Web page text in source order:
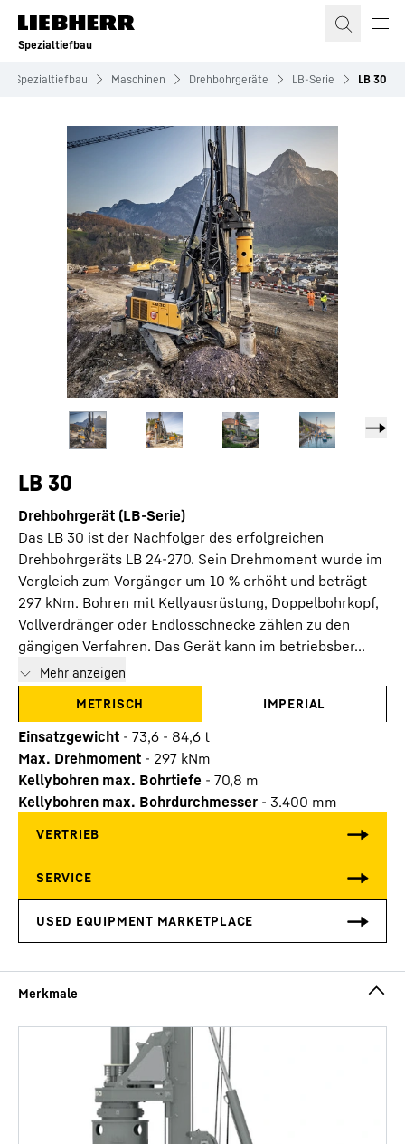
Zum Inhalt springen
Spezialtiefbau
Spezialtiefbau Maschinen Drehbohrgeräte LB-Serie LB 30
LB 30
Drehbohrgerät (LB-Serie)
Das LB 30 ist der Nachfolger des erfolgreichen
Drehbohrgeräts LB 24-270. Sein Drehmoment wurde im
Vergleich zum Vorgänger um 10 % erhöht und beträgt
297 kNm. Bohren mit Kellyausrüstung, Doppelbohrkopf,
Vollverdränger oder Endlosschnecke zählen zu den
gängigen Verfahren. Das Gerät kann im betriebsber...
Mehr anzeigen
METRISCH
IMPERIAL
Einsatzgewicht - 73,6 - 84,6 t
Max. Drehmoment - 297 kNm
Kellybohren max. Bohrtiefe - 70,8 m
Kellybohren max. Bohrdurchmesser - 3.400 mm